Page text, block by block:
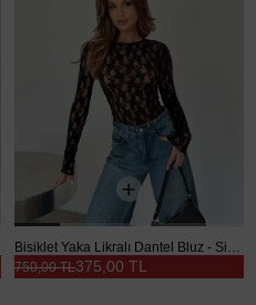
375,00 TL
750,00 TL